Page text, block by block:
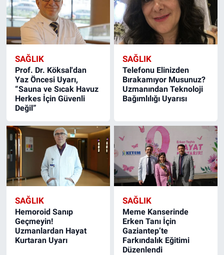
SAĞLIK
Prof. Dr. Köksal'dan
Yaz Öncesi Uyarı,
“Sauna ve Sıcak Havuz
Herkes İçin Güvenli
Değil”
SAĞLIK
Telefonu Elinizden
Bırakamıyor Musunuz?
Uzmanından Teknoloji
Bağımlılığı Uyarısı
SAĞLIK
Hemoroid Sanıp
Geçmeyin!
Uzmanlardan Hayat
Kurtaran Uyarı
SAĞLIK
Meme Kanserinde
Erken Tanı İçin
Gaziantep’te
Farkındalık Eğitimi
Düzenlendi